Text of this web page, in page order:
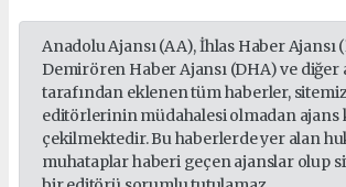
Anadolu Ajansı (AA), İhlas Haber Ajansı
Demirören Haber Ajansı (DHA) ve diğer
tarafından eklenen tüm haberler,
editörlerinin müdahalesi olmadan ajans
çekilmektedir. Bu haberlerde yer alan
muhataplar haberi geçen ajanslar olup